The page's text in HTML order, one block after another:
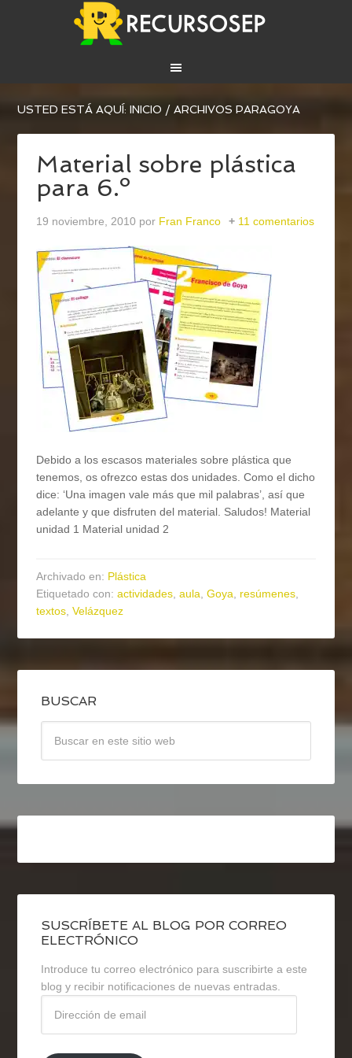
USTED ESTÁ AQUÍ:INICIO / ARCHIVOS PARAGOYA
Material sobre plástica
para 6.º
19 noviembre, 2010 por Fran Franco 11 comentarios
Debido a los escasos materiales sobre plástica que
tenemos, os ofrezco estas dos unidades. Como el dicho
dice: ‘Una imagen vale más que mil palabras’, así que
adelante y que disfruten del material. Saludos! Material
unidad 1 Material unidad 2
Archivado en: Plástica
Etiquetado con:actividades,aula,Goya, resúmenes,
textos,Velázquez
BUSCAR
SUSCRÍBETE AL BLOG POR CORREO
ELECTRÓNICO
Introduce tu correo electrónico para suscribirte a este
blog y recibir notificaciones de nuevas entradas.
email